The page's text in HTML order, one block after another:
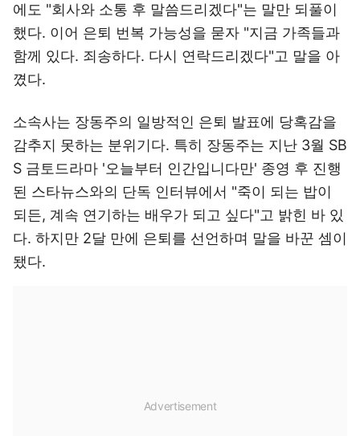
에도 "회사와 소통 후 말씀드리겠다"는 말만 되풀이
했다. 이어 은퇴 번복 가능성을 묻자 "지금 가족들과
함께 있다. 죄송하다. 다시 연락드리겠다"고 말을 아
꼈다.
소속사는 장동주의 일방적인 은퇴 발표에 당혹감을
감추지 못하는 분위기다. 특히 장동주는 지난 3월 SB
S 금토드라마 '오늘부터 인간입니다만' 종영 후 진행
된 스타뉴스와의 단독 인터뷰에서 "죽이 되는 밥이
되든, 계속 연기하는 배우가 되고 싶다"고 밝힌 바 있
다. 하지만 2달 만에 은퇴를 선언하며 말을 바꾼 셈이
됐다.